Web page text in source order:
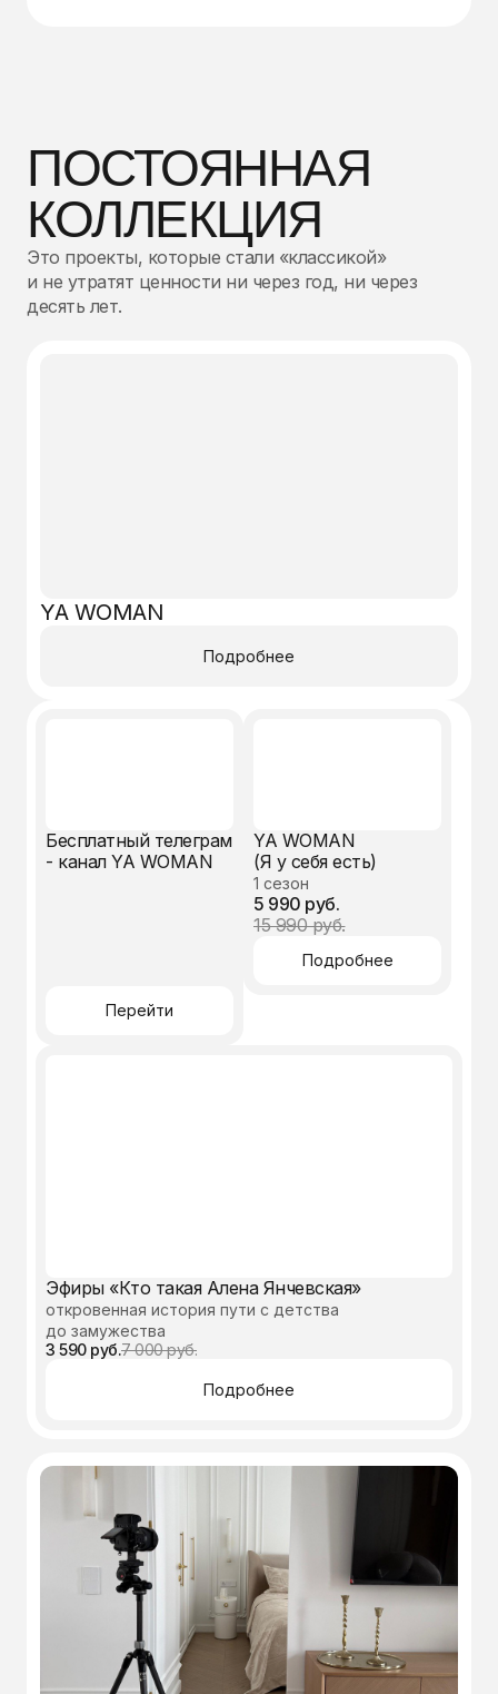
ПОСТОЯННАЯ
КОЛЛЕКЦИЯ
Это проекты, которые стали «классикой»
и не утратят ценности ни через год, ни через
десять лет.
YA WOMAN
Подробнее
Бесплатный телеграм
- канал YA WOMAN
Перейти
YA WOMAN
(Я у себя есть)
1 сезон
5 990 руб.
15 990 руб.
Подробнее
Эфиры «Кто такая Алена Янчевская»
откровенная история пути с детства
до замужества
3 590 руб.7 000 руб.
Подробнее